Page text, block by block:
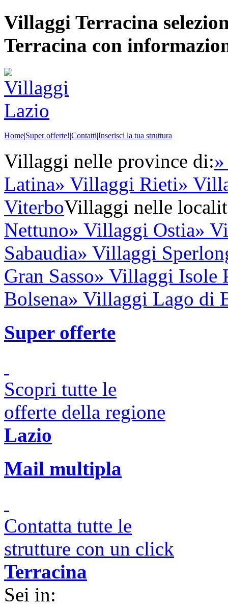
Villaggi Terracina
Terracina con
Home|Super offerte!|Contatti|Inserisci la tua struttura
Villaggi nelle province di:
Latina» Villaggi Rieti»
ViterboVillaggi nelle
Nettuno» Villaggi Ostia»
Sabaudia» Villaggi
Gran Sasso» Villaggi Isole
Bolsena» Villaggi Lago di
Super offerte
Scopri tutte le
offerte della regione
Lazio
Mail multipla
Contatta tutte le
strutture con un click
Terracina
Sei in: